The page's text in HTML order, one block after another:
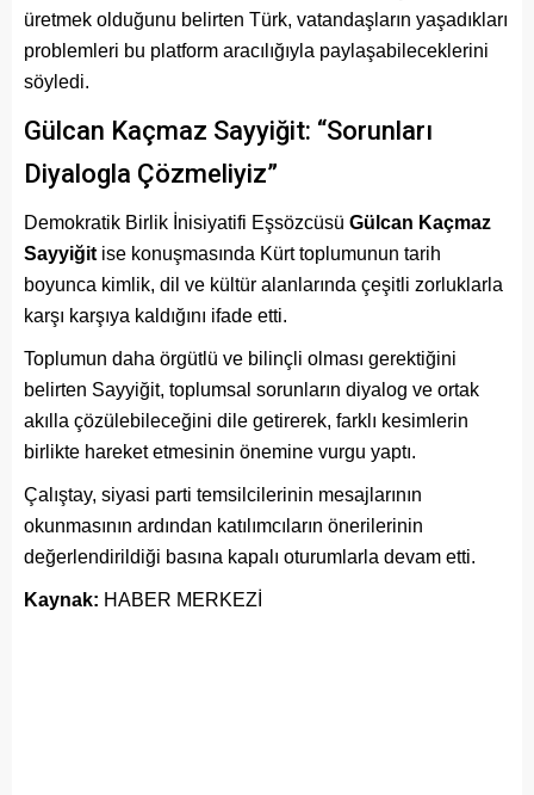
üretmek olduğunu belirten Türk, vatandaşların yaşadıkları
problemleri bu platform aracılığıyla paylaşabileceklerini
söyledi.
Gülcan Kaçmaz Sayyiğit: “Sorunları
Diyalogla Çözmeliyiz”
Demokratik Birlik İnisiyatifi Eşsözcüsü Gülcan Kaçmaz
Sayyiğit ise konuşmasında Kürt toplumunun tarih
boyunca kimlik, dil ve kültür alanlarında çeşitli zorluklarla
karşı karşıya kaldığını ifade etti.
Toplumun daha örgütlü ve bilinçli olması gerektiğini
belirten Sayyiğit, toplumsal sorunların diyalog ve ortak
akılla çözülebileceğini dile getirerek, farklı kesimlerin
birlikte hareket etmesinin önemine vurgu yaptı.
Çalıştay, siyasi parti temsilcilerinin mesajlarının
okunmasının ardından katılımcıların önerilerinin
değerlendirildiği basına kapalı oturumlarla devam etti.
Kaynak: HABER MERKEZİ